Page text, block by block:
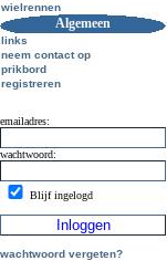
wielrennen
Algemeen
links
neem contact op
prikbord
registreren
emailadres:
wachtwoord:
Blijf ingelogd
wachtwoord vergeten?